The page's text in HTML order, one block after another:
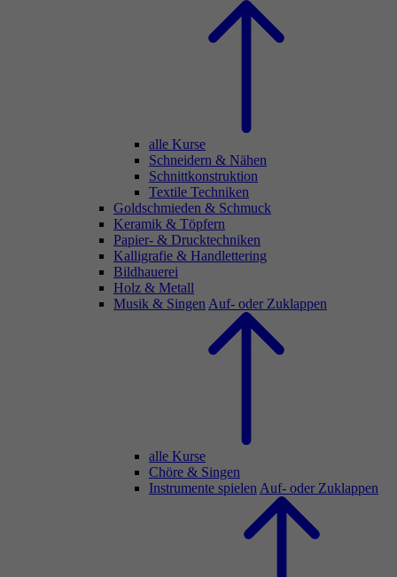
alle Kurse
Schneidern & Nähen
Schnittkonstruktion
Textile Techniken
Goldschmieden & Schmuck
Keramik & Töpfern
Papier- & Drucktechniken
Kalligrafie & Handlettering
Bildhauerei
Holz & Metall
Musik & Singen Auf- oder Zuklappen
alle Kurse
Chöre & Singen
Instrumente spielen Auf- oder Zuklappen